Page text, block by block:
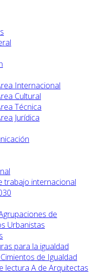
Internacional
Cultural
Técnica
Jurídica
trabajo internacional
de
Urbanistas
para la igualdad
de Igualdad
lectura A de Arquitectas